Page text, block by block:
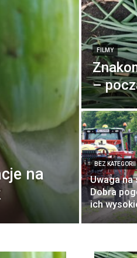
na
FILMY
–
BEZ KATEGORII
Uwaga na
Dobra
ich